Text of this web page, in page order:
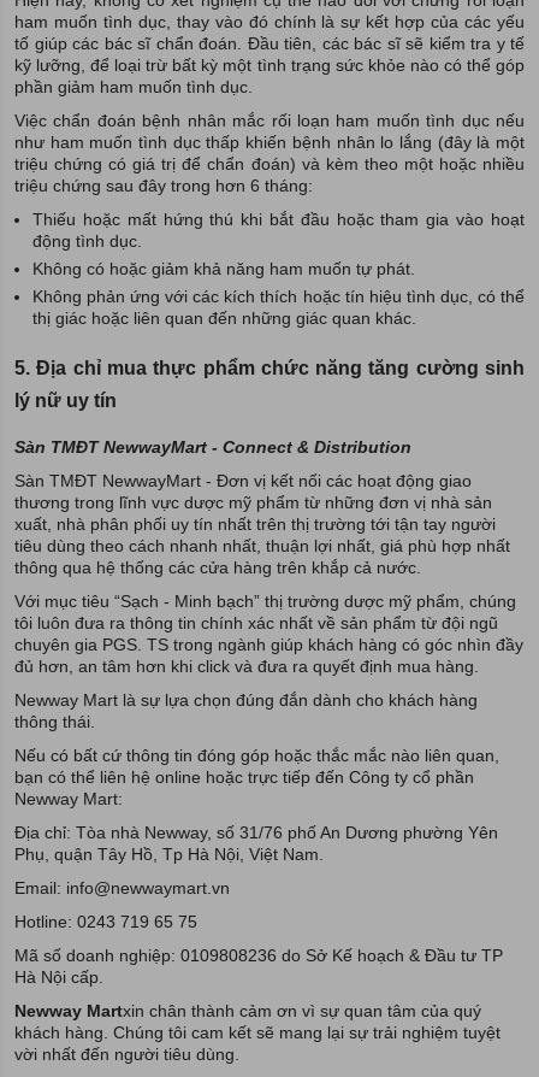
ham muốn tình dục, thay vào đó chính là sự kết hợp của các yếu
tố giúp các bác sĩ chẩn đoán. Đầu tiên, các bác sĩ sẽ kiểm tra y tế
kỹ lưỡng, để loại trừ bất kỳ một tình trạng sức khỏe nào có thể góp
phần giảm ham muốn tình dục.
Việc chẩn đoán bệnh nhân mắc rối loạn ham muốn tình dục nếu
như ham muốn tình dục thấp khiến bệnh nhân lo lắng (đây là một
triệu chứng có giá trị để chẩn đoán) và kèm theo một hoặc nhiều
triệu chứng sau đây trong hơn 6 tháng:
Thiếu hoặc mất hứng thú khi bắt đầu hoặc tham gia vào hoạt
động tình dục.
Không có hoặc giảm khả năng ham muốn tự phát.
Không phản ứng với các kích thích hoặc tín hiệu tình dục, có thể
thị giác hoặc liên quan đến những giác quan khác.
5. Địa chỉ mua thực phẩm chức năng tăng cường sinh
lý nữ uy tín
Sàn TMĐT NewwayMart - Connect & Distribution
Sàn TMĐT NewwayMart - Đơn vị kết nối các hoạt động giao
thương trong lĩnh vực dược mỹ phẩm từ những đơn vị nhà sản
xuất, nhà phân phối uy tín nhất trên thị trường tới tận tay người
tiêu dùng theo cách nhanh nhất, thuận lợi nhất, giá phù hợp nhất
thông qua hệ thống các cửa hàng trên khắp cả nước.
Với mục tiêu “Sạch - Minh bạch” thị trường dược mỹ phẩm, chúng
tôi luôn đưa ra thông tin chính xác nhất về sản phẩm từ đội ngũ
chuyên gia PGS. TS trong ngành giúp khách hàng có góc nhìn đầy
đủ hơn, an tâm hơn khi click và đưa ra quyết định mua hàng.
Newway Mart là sự lựa chọn đúng đắn dành cho khách hàng
thông thái.
Nếu có bất cứ thông tin đóng góp hoặc thắc mắc nào liên quan,
bạn có thể liên hệ online hoặc trực tiếp đến Công ty cổ phần
Newway Mart:
Địa chỉ: Tòa nhà Newway, số 31/76 phố An Dương phường Yên
Phụ, quận Tây Hồ, Tp Hà Nội, Việt Nam.
Email: info@newwaymart.vn
Hotline: 0243 719 65 75
Mã số doanh nghiệp: 0109808236 do Sở Kế hoạch & Đầu tư TP
Hà Nội cấp.
Newway Martxin chân thành cảm ơn vì sự quan tâm của quý
khách hàng. Chúng tôi cam kết sẽ mang lại sự trải nghiệm tuyệt
vời nhất đến người tiêu dùng.